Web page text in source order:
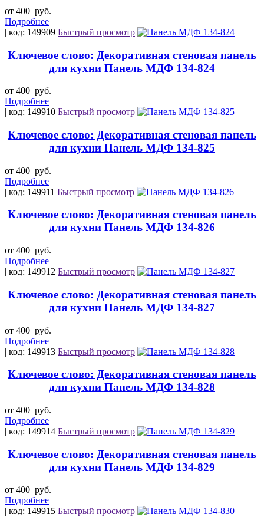
от 400 руб.
Подробнее
| код: 149909 Быстрый просмотр
Ключевое слово: Декоративная стеновая панель
для кухни Панель МДФ 134-824
от 400 руб.
Подробнее
| код: 149910 Быстрый просмотр
Ключевое слово: Декоративная стеновая панель
для кухни Панель МДФ 134-825
от 400 руб.
Подробнее
| код: 149911 Быстрый просмотр
Ключевое слово: Декоративная стеновая панель
для кухни Панель МДФ 134-826
от 400 руб.
Подробнее
| код: 149912 Быстрый просмотр
Ключевое слово: Декоративная стеновая панель
для кухни Панель МДФ 134-827
от 400 руб.
Подробнее
| код: 149913 Быстрый просмотр
Ключевое слово: Декоративная стеновая панель
для кухни Панель МДФ 134-828
от 400 руб.
Подробнее
| код: 149914 Быстрый просмотр
Ключевое слово: Декоративная стеновая панель
для кухни Панель МДФ 134-829
от 400 руб.
Подробнее
| код: 149915 Быстрый просмотр